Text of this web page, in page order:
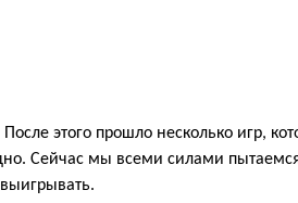
После этого прошло несколько игр,
о. Сейчас мы всеми силами пытаемся